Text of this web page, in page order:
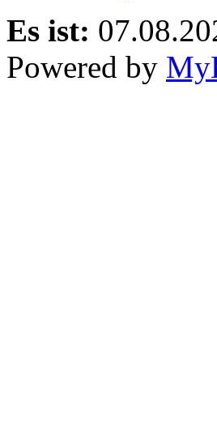
Es ist:
Powered by